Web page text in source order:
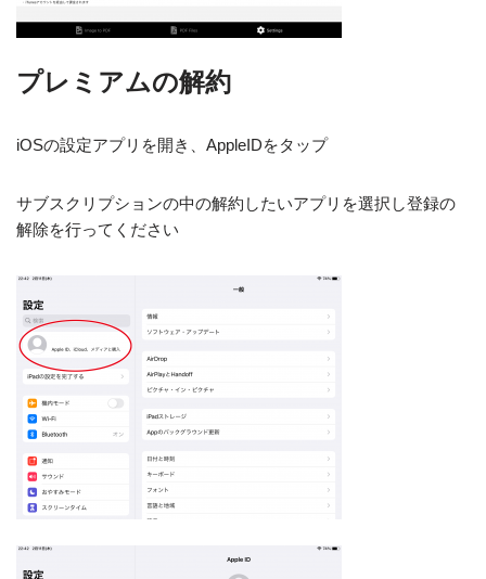
プレミアムの解約
iOSの設定アプリを開き、AppleIDをタップ
サブスクリプションの中の解約したいアプリを選択し登録の
解除を行ってください